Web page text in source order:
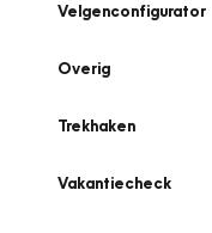
Velgenconfigurator
Overig
Trekhaken
Vakantiecheck